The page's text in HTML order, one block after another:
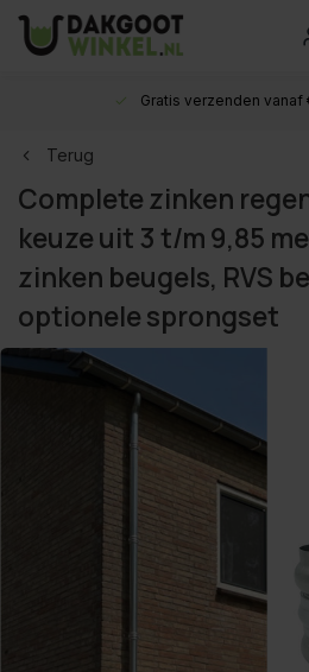
Gratis verzenden vanaf
Terug
Complete zinken
keuze uit 3 t/m 9,85
zinken beugels, RVS
optionele sprongset